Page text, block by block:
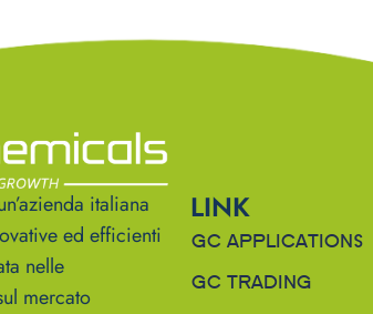
italiana
ed efficienti
nelle
mercato
LINK
GC APPLICATIONS
GC TRADING